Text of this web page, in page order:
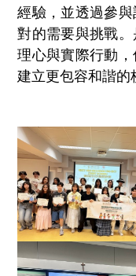
經驗，並透過參
對的需要與挑戰
理心與實際行動
建立更包容和諧的